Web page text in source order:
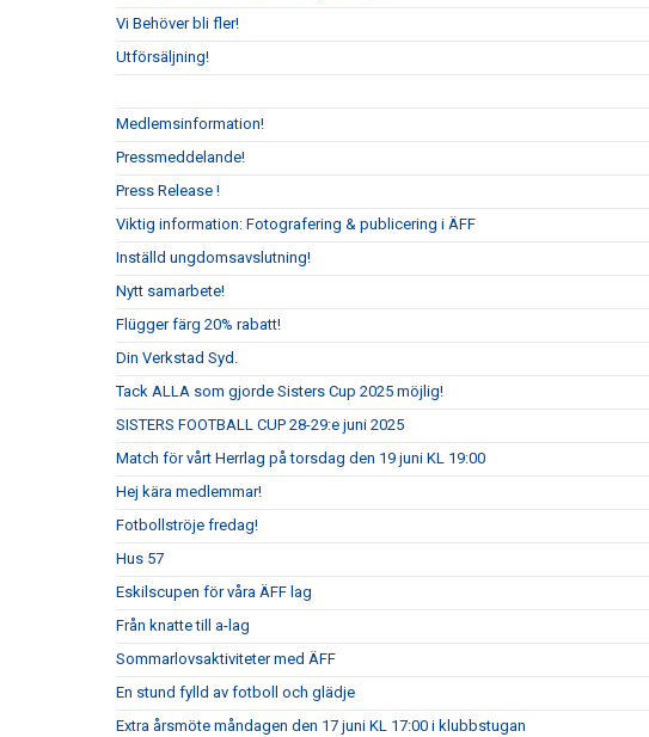
Vi Behöver bli fler!
Utförsäljning!
Medlemsinformation!
Pressmeddelande!
Press Release !
Viktig information: Fotografering & publicering i ÄFF
Inställd ungdomsavslutning!
Nytt samarbete!
Flügger färg 20% rabatt!
Din Verkstad Syd.
Tack ALLA som gjorde Sisters Cup 2025 möjlig!
SISTERS FOOTBALL CUP 28-29:e juni 2025
Match för vårt Herrlag på torsdag den 19 juni KL 19:00
Hej kära medlemmar!
Fotbollströje fredag!
Hus 57
Eskilscupen för våra ÄFF lag
Från knatte till a-lag
Sommarlovsaktiviteter med ÄFF
En stund fylld av fotboll och glädje
Extra årsmöte måndagen den 17 juni KL 17:00 i klubbstugan